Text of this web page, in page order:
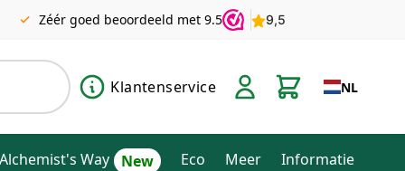
Zéér goed beoordeeld met 9.5
Klantenservice NL
Way Eco Meer Informatie